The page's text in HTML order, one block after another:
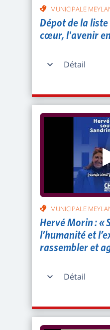
MUNICIPALE
Dépot de la
cœur, l'avenir
Détail
MUNICIPALE
Hervé Morin : «
l’humanité et
rassembler et
Détail